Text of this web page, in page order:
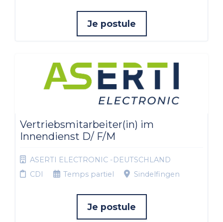
Je postule
Vertriebsmitarbeiter(in) im
Innendienst D/ F/M
ASERTI ELECTRONIC -DEUTSCHLAND
CDI
Temps partiel Sindelfingen
Je postule